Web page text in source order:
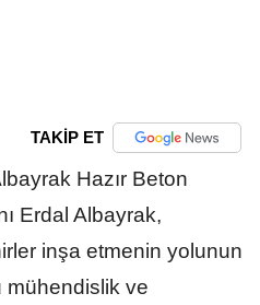
TAKİP ET
Hazır Beton
Erdal Albayrak,
inşa etmenin yolunun
mühendislik ve